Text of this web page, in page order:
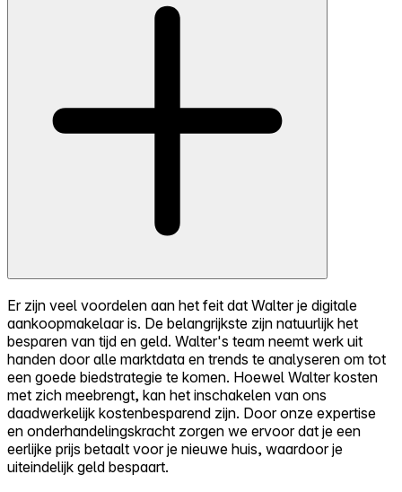
Er zijn veel voordelen aan het feit dat Walter je digitale
aankoopmakelaar is. De belangrijkste zijn natuurlijk het
besparen van tijd en geld. Walter's team neemt werk uit
handen door alle marktdata en trends te analyseren om tot
een goede biedstrategie te komen. Hoewel Walter kosten
met zich meebrengt, kan het inschakelen van ons
daadwerkelijk kostenbesparend zijn. Door onze expertise
en onderhandelingskracht zorgen we ervoor dat je een
eerlijke prijs betaalt voor je nieuwe huis, waardoor je
uiteindelijk geld bespaart.